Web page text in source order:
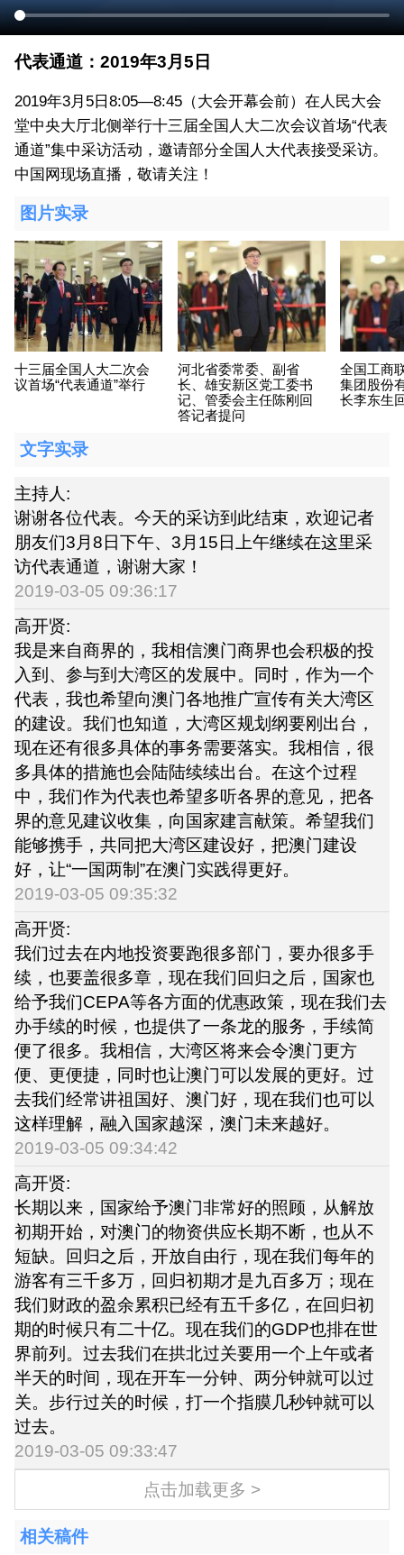
代表通道：2019年3月5日
2019年3月5日8:05—8:45（大会开幕会前）在人民大会
堂中央大厅北侧举行十三届全国人大二次会议首场“代表
通道”集中采访活动，邀请部分全国人大代表接受采访。
中国网现场直播，敬请关注！
图片实录
十三届全国人大二次会
议首场“代表通道”举行
河北省委常委、副省
长、雄安新区党工委书
记、管委会主任陈刚回
答记者提问
全国工商
集团股份
长李东生
文字实录
主持人:
谢谢各位代表。今天的采访到此结束，欢迎记者
朋友们3月8日下午、3月15日上午继续在这里采
访代表通道，谢谢大家！
2019-03-05 09:36:17
高开贤:
我是来自商界的，我相信澳门商界也会积极的投
入到、参与到大湾区的发展中。同时，作为一个
代表，我也希望向澳门各地推广宣传有关大湾区
的建设。我们也知道，大湾区规划纲要刚出台，
现在还有很多具体的事务需要落实。我相信，很
多具体的措施也会陆陆续续出台。在这个过程
中，我们作为代表也希望多听各界的意见，把各
界的意见建议收集，向国家建言献策。希望我们
能够携手，共同把大湾区建设好，把澳门建设
好，让“一国两制”在澳门实践得更好。
2019-03-05 09:35:32
高开贤:
我们过去在内地投资要跑很多部门，要办很多手
续，也要盖很多章，现在我们回归之后，国家也
给予我们CEPA等各方面的优惠政策，现在我们去
办手续的时候，也提供了一条龙的服务，手续简
便了很多。我相信，大湾区将来会令澳门更方
便、更便捷，同时也让澳门可以发展的更好。过
去我们经常讲祖国好、澳门好，现在我们也可以
这样理解，融入国家越深，澳门未来越好。
2019-03-05 09:34:42
高开贤:
长期以来，国家给予澳门非常好的照顾，从解放
初期开始，对澳门的物资供应长期不断，也从不
短缺。回归之后，开放自由行，现在我们每年的
游客有三千多万，回归初期才是九百多万；现在
我们财政的盈余累积已经有五千多亿，在回归初
期的时候只有二十亿。现在我们的GDP也排在世
界前列。过去我们在拱北过关要用一个上午或者
半天的时间，现在开车一分钟、两分钟就可以过
关。步行过关的时候，打一个指膜几秒钟就可以
过去。
2019-03-05 09:33:47
点击加载更多 >
相关稿件